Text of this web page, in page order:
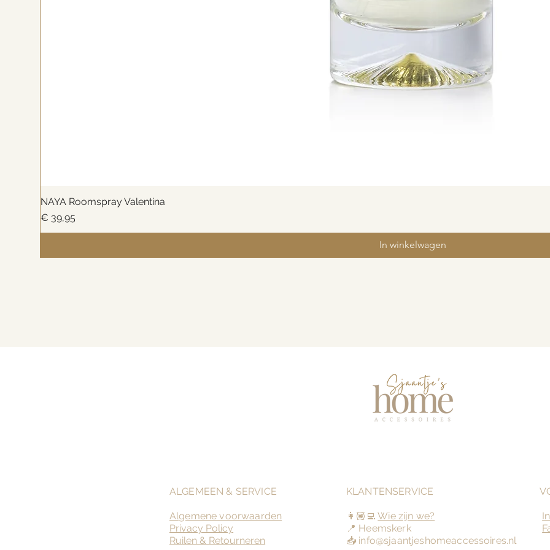
NAYA Roomspray Valentina
Prijs
€ 39,95
In winkelwagen
KLANTENSERVICE
👩🏽‍💻Wie zijn we?
📍 Heemskerk
📥 info@sjaantjeshomeaccessoires.nl
ALGEMEEN & SERVICE
Algemene voorwaarden
Privacy Policy
Ruilen & Retourneren